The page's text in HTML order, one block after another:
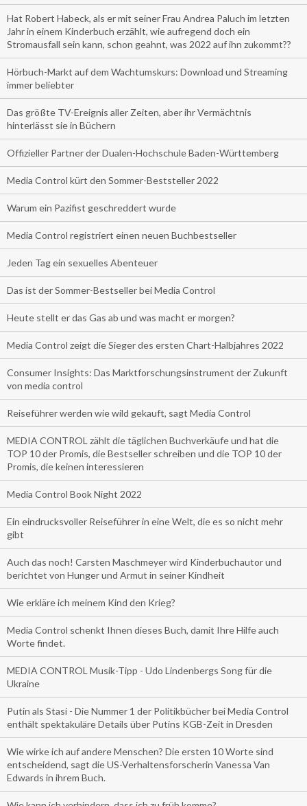
Hat Robert Habeck, als er mit seiner Frau Andrea Paluch im letzten
Jahr in einem Kinderbuch erzählt, wie aufregend doch ein
Stromausfall sein kann, schon geahnt, was 2022 auf ihn zukommt??
Hörbuch-Markt auf dem Wachtumskurs: Download und Streaming
immer beliebter
Das größte TV-Ereignis aller Zeiten, aber ihr Vermächtnis
hinterlässt sie in Büchern
Offizieller Partner der Dualen-Hochschule Baden-Württemberg
Media Control kürt den Sommer-Beststeller 2022
Warum ein Pazifist geschreddert wurde
Media Control registriert einen neuen Buchbestseller
Jeden Tag ein sexuelles Abenteuer
Das ist der Sommer-Bestseller bei Media Control
Heute stellt er das Gas ab und was macht er morgen?
Media Control zeigt die Sieger des ersten Chart-Halbjahres 2022
Consumer Insights: Das Marktforschungsinstrument der Zukunft
von media control
Reiseführer werden wie wild gekauft, sagt Media Control
MEDIA CONTROL zählt die täglichen Buchverkäufe und hat die
TOP 10 der Promis, die Bestseller schreiben und die TOP 10 der
Promis, die keinen interessieren
Media Control Book Night 2022
Ein eindrucksvoller Reiseführer in eine Welt, die es so nicht mehr
gibt
Auch das noch! Carsten Maschmeyer wird Kinderbuchautor und
berichtet von Hunger und Armut in seiner Kindheit
Wie erkläre ich meinem Kind den Krieg?
Media Control schenkt Ihnen dieses Buch, damit Ihre Hilfe auch
Worte findet.
MEDIA CONTROL Musik-Tipp - Udo Lindenbergs Song für die
Ukraine
Putin als Stasi - Die Nummer 1 der Politikbücher bei Media Control
enthält spektakuläre Details über Putins KGB-Zeit in Dresden
Wie wirke ich auf andere Menschen? Die ersten 10 Worte sind
entscheidend, sagt die US-Verhaltensforscherin Vanessa Van
Edwards in ihrem Buch.